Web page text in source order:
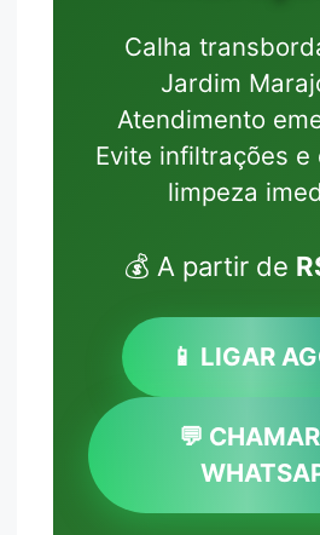
Calha
Jardim
Atendimento
Evite infiltrações e
limpeza
💰 A partir de
📱 LIGAR
💬